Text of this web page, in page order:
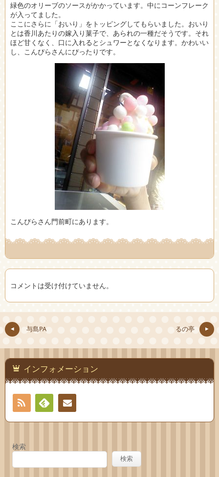
緑色のオリーブのソースがかかっています。中にコーンフレーク
が入ってました。
ここにさらに「おいり」をトッピングしてもらいました。おいり
とは香川あたりの嫁入り菓子で、あられの一種だそうです。それ
ほど甘くなく、口に入れるとシュワーとなくなります。かわいい
し、こんぴらさんにぴったりです。
こんぴらさん門前町にあります。
コメントは受け付けていません。
与島PA るの亭
インフォメーション
RSS
Feedlyお問
検索
検索